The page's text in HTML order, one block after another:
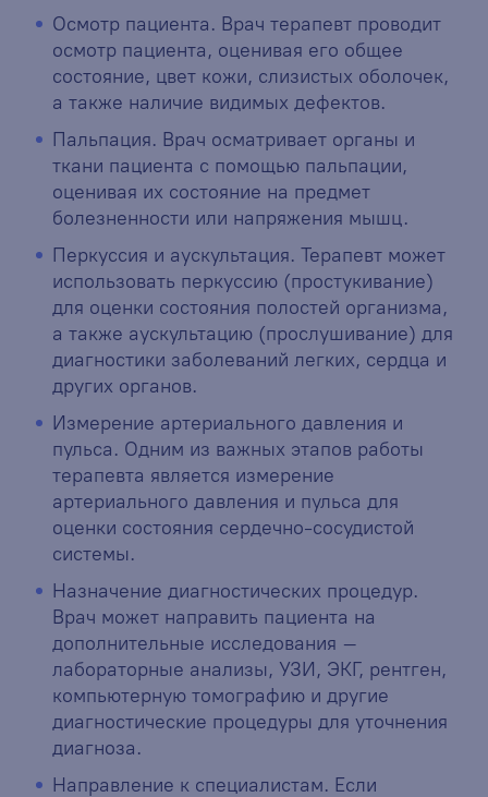
Осмотр пациента. Врач терапевт проводит
осмотр пациента, оценивая его общее
состояние, цвет кожи, слизистых оболочек,
а также наличие видимых дефектов.
Пальпация. Врач осматривает органы и
ткани пациента с помощью пальпации,
оценивая их состояние на предмет
болезненности или напряжения мышц.
Перкуссия и аускультация. Терапевт может
использовать перкуссию (простукивание)
для оценки состояния полостей организма,
а также аускультацию (прослушивание) для
диагностики заболеваний легких, сердца и
других органов.
Измерение артериального давления и
пульса. Одним из важных этапов работы
терапевта является измерение
артериального давления и пульса для
оценки состояния сердечно-сосудистой
системы.
Назначение диагностических процедур.
Врач может направить пациента на
дополнительные исследования –
лабораторные анализы, УЗИ, ЭКГ, рентген,
компьютерную томографию и другие
диагностические процедуры для уточнения
диагноза.
Направление к специалистам. Если